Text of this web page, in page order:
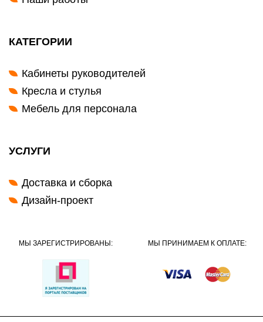
КАТЕГОРИИ
Кабинеты руководителей
Кресла и стулья
Мебель для персонала
УСЛУГИ
Доставка и сборка
Дизайн-проект
МЫ ЗАРЕГИСТРИРОВАНЫ: МЫ ПРИНИМАЕМ К ОПЛАТЕ: